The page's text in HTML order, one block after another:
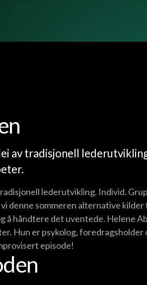
av tradisjonell
lederutvikling. Individ.
denne sommeren alternative kilder
å håndtere det uventede. Helene
Hun er psykolog, foredragsholder
episode!